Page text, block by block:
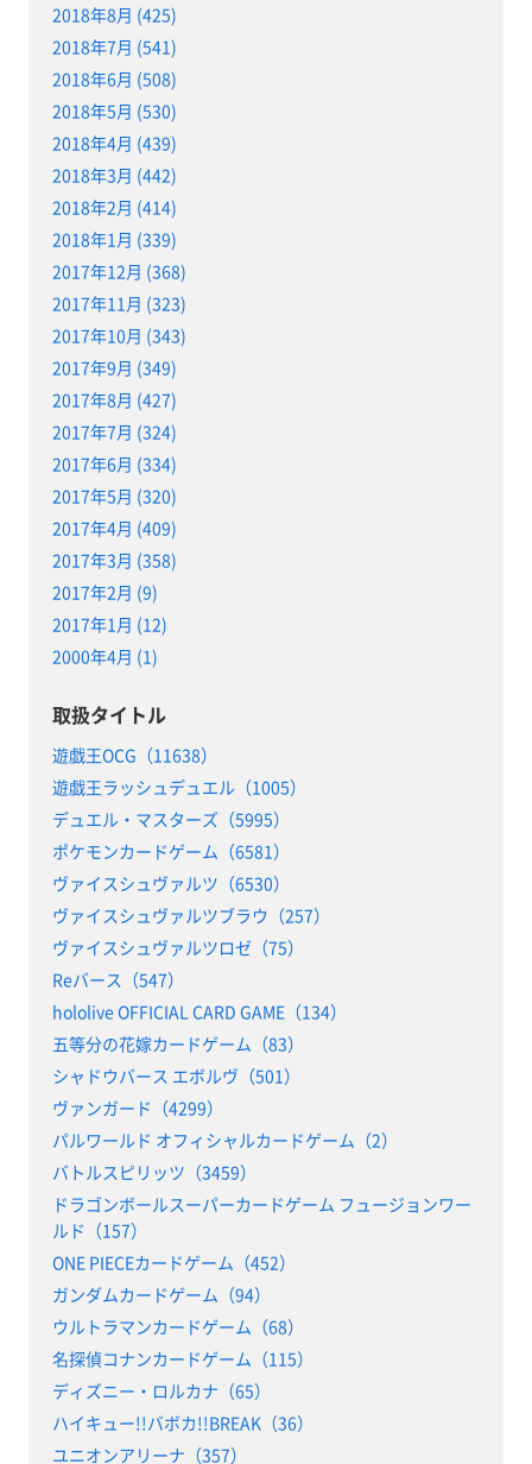
2018年8月 (425)
2018年7月 (541)
2018年6月 (508)
2018年5月 (530)
2018年4月 (439)
2018年3月 (442)
2018年2月 (414)
2018年1月 (339)
2017年12月 (368)
2017年11月 (323)
2017年10月 (343)
2017年9月 (349)
2017年8月 (427)
2017年7月 (324)
2017年6月 (334)
2017年5月 (320)
2017年4月 (409)
2017年3月 (358)
2017年2月 (9)
2017年1月 (12)
2000年4月 (1)
取扱タイトル
遊戯王OCG（11638）
遊戯王ラッシュデュエル（1005）
デュエル・マスターズ（5995）
ポケモンカードゲーム（6581）
ヴァイスシュヴァルツ（6530）
ヴァイスシュヴァルツブラウ（257）
ヴァイスシュヴァルツロゼ（75）
Reバース（547）
hololive OFFICIAL CARD GAME（134）
五等分の花嫁カードゲーム（83）
シャドウバース エボルヴ（501）
ヴァンガード（4299）
パルワールド オフィシャルカードゲーム（2）
バトルスピリッツ（3459）
ドラゴンボールスーパーカードゲーム フュージョンワー
ルド（157）
ONE PIECEカードゲーム（452）
ガンダムカードゲーム（94）
ウルトラマンカードゲーム（68）
名探偵コナンカードゲーム（115）
ディズニー・ロルカナ（65）
ハイキュー!!バボカ!!BREAK（36）
ユニオンアリーナ（357）